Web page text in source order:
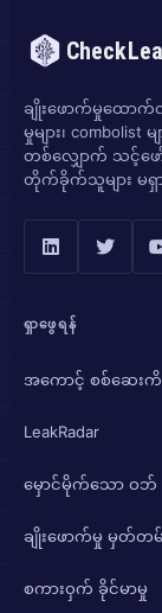
ချိုးဖောက်မှုထော
မှုများ၊ combolist
တစ်လျှောက် သင့်ဖ
တိုက်ခိုက်သူများ မရှ
ရှာဖွေရန်
အကောင့် စစ်ဆေး
LeakRadar
မှောင်မိုက်သော ဝဘ်
ချိုးဖောက်မှု မှတ်တမ်
စကားဝှက် ခိုင်မာမှု